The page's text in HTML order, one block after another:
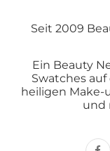
Seit 2009
Ein Beauty
Swatches
heiligen Make-
und